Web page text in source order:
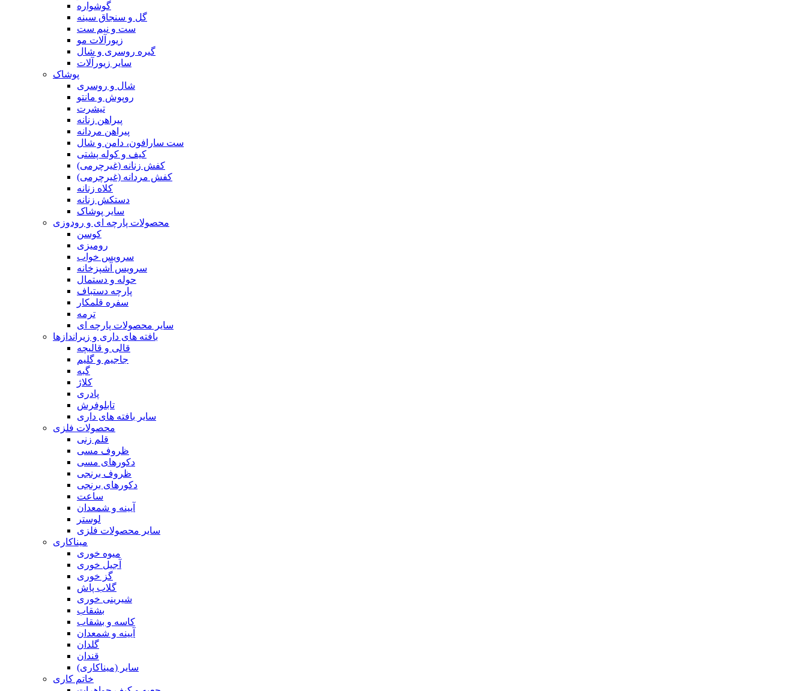
گوشواره
گل و سنجاق سینه
ست و نیم ست
زیورآلات مو
گیره روسری و شال
سایر زیورآلات
پوشاک
شال و روسری
روپوش و مانتو
تیشرت
پیراهن زنانه
پیراهن مردانه
ست سارافون، دامن و شال
کیف و کوله پشتی
کفش زنانه (غیرچرمی)
کفش مردانه (غیرچرمی)
کلاه زنانه
دستکش زنانه
سایر پوشاک
محصولات پارچه ای و رودوزی
کوسن
رومیزی
سرویس خواب
سرویس آشپزخانه
حوله و دستمال
پارچه دستباف
سفره قلمکار
ترمه
سایر محصولات پارچه ای
بافته های داری و زیراندازها
قالی و قالیچه
جاجیم و گلیم
گبه
کلاژ
پادری
تابلوفرش
سایر بافته های داری
محصولات فلزی
قلم زنی
ظروف مسی
دکورهای مسی
ظروف برنجی
دکورهای برنجی
ساعت
آیینه و شمعدان
لوستر
سایر محصولات فلزی
میناکاری
میوه خوری
آجیل خوری
گز خوری
گلاب پاش
شیرینی خوری
بشقاب
کاسه و بشقاب
آیینه و شمعدان
گلدان
قندان
سایر (میناکاری)
خاتم کاری